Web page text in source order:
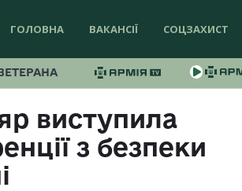
ГОЛОВНА ВАКАНСІЇ СОЦЗАХИСТ
виступила
з безпеки